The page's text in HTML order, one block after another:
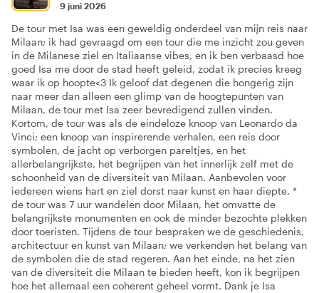
9 juni 2026
De tour met Isa was een geweldig onderdeel van mijn reis naar
Milaan; ik had gevraagd om een tour die me inzicht zou geven
in de Milanese ziel en Italiaanse vibes, en ik ben verbaasd hoe
goed Isa me door de stad heeft geleid, zodat ik precies kreeg
waar ik op hoopte<3 Ik geloof dat degenen die hongerig zijn
naar meer dan alleen een glimp van de hoogtepunten van
Milaan, de tour met Isa zeer bevredigend zullen vinden.
Kortom, de tour was als de eindeloze knoop van Leonardo da
Vinci; een knoop van inspirerende verhalen, een reis door
symbolen, de jacht op verborgen pareltjes, en het
allerbelangrijkste, het begrijpen van het innerlijk zelf met de
schoonheid van de diversiteit van Milaan. Aanbevolen voor
iedereen wiens hart en ziel dorst naar kunst en haar diepte. *
de tour was 7 uur wandelen door Milaan, het omvatte de
belangrijkste monumenten en ook de minder bezochte plekken
door toeristen. Tijdens de tour bespraken we de geschiedenis,
architectuur en kunst van Milaan; we verkenden het belang van
de symbolen die de stad regeren. Aan het einde, na het zien
van de diversiteit die Milaan te bieden heeft, kon ik begrijpen
hoe het allemaal een coherent geheel vormt. Dank je Isa